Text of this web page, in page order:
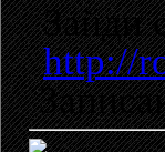
Зайди
http://